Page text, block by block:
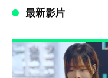
最新影片